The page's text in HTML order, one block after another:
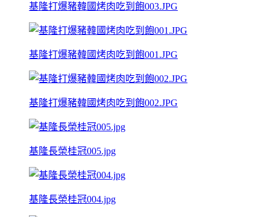
基隆打爆豬韓國烤肉吃到飽003.JPG
基隆打爆豬韓國烤肉吃到飽001.JPG
基隆打爆豬韓國烤肉吃到飽002.JPG
基隆長榮桂冠005.jpg
基隆長榮桂冠004.jpg